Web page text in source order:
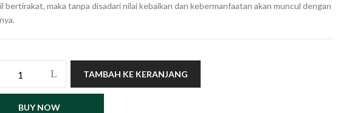
bertirakat, maka tanpa disadari nilai kebaikan dan kebermanfaatan akan muncul dengan
TAMBAH KE KERANJANG
BUY NOW